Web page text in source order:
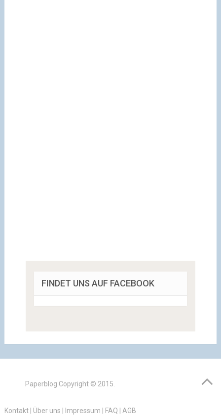
FINDET UNS AUF FACEBOOK
Paperblog Copyright © 2015.
Kontakt| Über uns Impressum FAQ AGB